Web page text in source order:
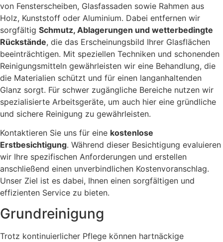
von Fensterscheiben, Glasfassaden sowie Rahmen aus
Holz, Kunststoff oder Aluminium. Dabei entfernen wir
sorgfältig Schmutz, Ablagerungen und wetterbedingte
Rückstände, die das Erscheinungsbild Ihrer Glasflächen
beeinträchtigen. Mit speziellen Techniken und schonenden
Reinigungsmitteln gewährleisten wir eine Behandlung, die
die Materialien schützt und für einen langanhaltenden
Glanz sorgt. Für schwer zugängliche Bereiche nutzen wir
spezialisierte Arbeitsgeräte, um auch hier eine gründliche
und sichere Reinigung zu gewährleisten.
Kontaktieren Sie uns für eine kostenlose
Erstbesichtigung. Während dieser Besichtigung evaluieren
wir Ihre spezifischen Anforderungen und erstellen
anschließend einen unverbindlichen Kostenvoranschlag.
Unser Ziel ist es dabei, Ihnen einen sorgfältigen und
effizienten Service zu bieten.
Grundreinigung
Trotz kontinuierlicher Pflege können hartnäckige